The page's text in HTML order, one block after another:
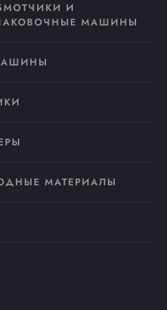
И
МАШИНЫ
МАТЕРИАЛЫ